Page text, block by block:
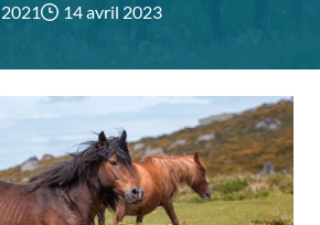
14 avril 2023